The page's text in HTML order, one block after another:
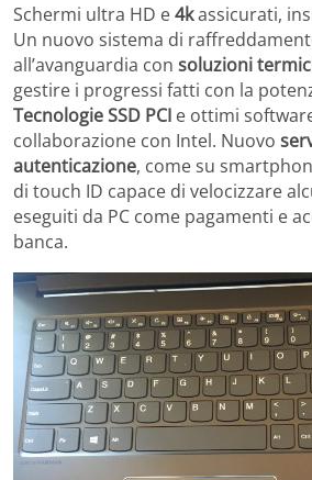
Schermi ultra HD e4kassicurati,
Un nuovo sistema di
all’avanguardia con soluzioni
gestire i progressi fatti con la
Tecnologie SSD PCI e ottimi
collaborazione con Intel. Nuovo
autenticazione, come su
di touch ID capace di velocizzare
eseguiti da PC come pagamenti e
banca.